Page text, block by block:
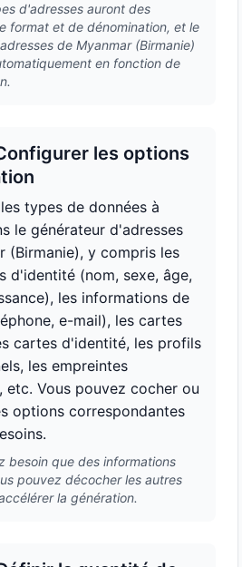
d'adresses auront des
format et de dénomination, et le
de Myanmar (Birmanie)
en fonction de
les options
types de données à
le générateur d'adresses
(Birmanie), y compris les
d'identité (nom, sexe, âge,
les informations de
e-mail), les cartes
cartes d'identité, les profils
les empreintes
etc. Vous pouvez cocher ou
options correspondantes
besoin que des informations
pouvez décocher les autres
la génération.